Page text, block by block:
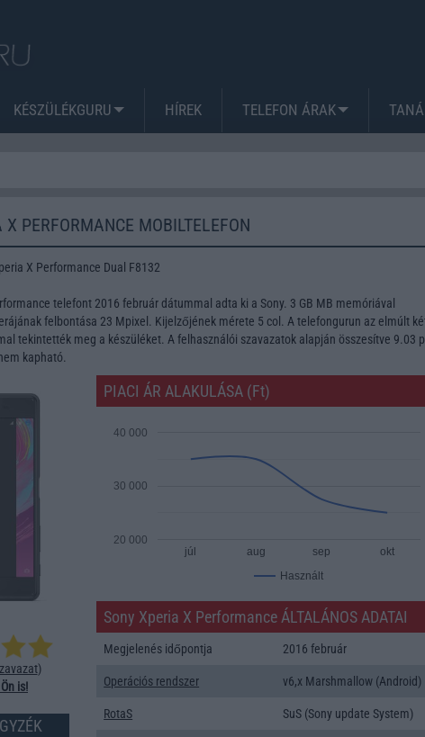
KÉSZÜLÉKGURU HÍREK TELEFON ÁRAK
X PERFORMANCE MOBILTELEFON
X Performance Dual F8132
telefont 2016 február dátummal adta ki a Sony. 3 GB MB memóriával
felbontása 23 Mpixel. Kijelzőjének mérete 5 col. A telefongurun az elmúlt
tekintették meg a készüléket. A felhasználói szavazatok alapján összesítve 9.03
kapható.
)
is!
PIACI ÁR ALAKULÁSA (Ft)
Használt
júl aug sep okt
20 000
30 000
40 000
Sony Xperia X Performance ÁLTALÁNOS ADATAI
Megjelenés időpontja 2016 február
Operációs rendszer v6,x Marshmallow (Android)
RotaS SuS (Sony update System)